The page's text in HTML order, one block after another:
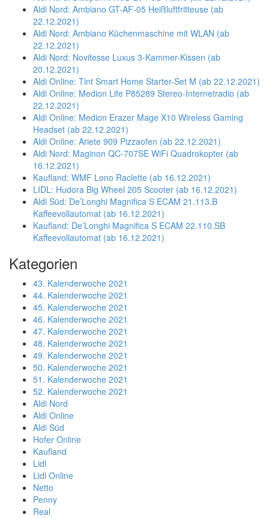
Aldi Nord: Ambiano GT-AF-05 Heißluftfritteuse (ab
22.12.2021)
Aldi Nord: Ambiano Küchenmaschine mit WLAN (ab
22.12.2021)
Aldi Nord: Novitesse Luxus 3-Kammer-Kissen (ab
20.12.2021)
Aldi Online: Tint Smart Home Starter-Set M (ab 22.12.2021)
Aldi Online: Medion Life P85289 Stereo-Internetradio (ab
22.12.2021)
Aldi Online: Medion Erazer Mage X10 Wireless Gaming
Headset (ab 22.12.2021)
Aldi Online: Ariete 909 Pizzaofen (ab 22.12.2021)
Aldi Nord: Maginon QC-707SE WiFi Quadrokopter (ab
16.12.2021)
Kaufland: WMF Lono Raclette (ab 16.12.2021)
LIDL: Hudora Big Wheel 205 Scooter (ab 16.12.2021)
Aldi Süd: De’Longhi Magnifica S ECAM 21.113.B
Kaffeevollautomat (ab 16.12.2021)
Kaufland: De’Longhi Magnifica S ECAM 22.110.SB
Kaffeevollautomat (ab 16.12.2021)
Kategorien
43. Kalenderwoche 2021
44. Kalenderwoche 2021
45. Kalenderwoche 2021
46. Kalenderwoche 2021
47. Kalenderwoche 2021
48. Kalenderwoche 2021
49. Kalenderwoche 2021
50. Kalenderwoche 2021
51. Kalenderwoche 2021
52. Kalenderwoche 2021
Aldi Nord
Aldi Online
Aldi Süd
Hofer Online
Kaufland
Lidl
Lidl Online
Netto
Penny
Real